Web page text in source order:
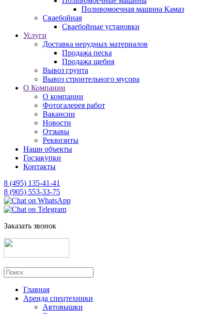
Поливомоечная машина Камаз
Сваебойная
Сваебойные установки
Услуги
Доставка нерудных материалов
Продажа песка
Продажа щебня
Вывоз грунта
Вывоз строительного мусора
О Компании
О компании
Фотогалерея работ
Вакансии
Новости
Отзывы
Реквизиты
Наши объекты
Госзакупки
Контакты
8 (495) 135-41-41
8 (905) 553-33-75
Заказать звонок
Главная
Аренда спецтехники
Автовышки